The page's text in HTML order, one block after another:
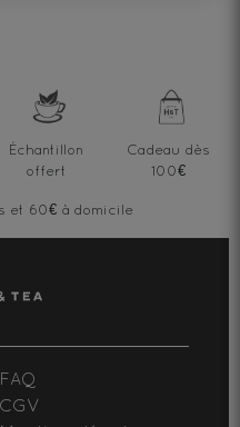
Échantillon
offert
Cadeau dès
100€
et 60€ à domicile
FAQ
CGV